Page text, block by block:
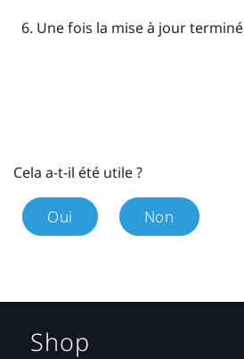
Une fois la mise à jour
Cela a-t-il été utile ?
Oui Non
Shop